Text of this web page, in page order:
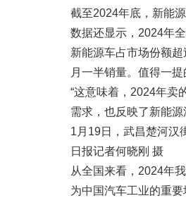
截至2024年底，新能
数据还显示，2024年
新能源车占市场份额
月一半销量。值得一
“这意味着，2024年卖
需求，也反映了新能
1月19日，武昌楚河汉
日报记者何晓刚 摄
从全国来看，2024年
为中国汽车工业的重要